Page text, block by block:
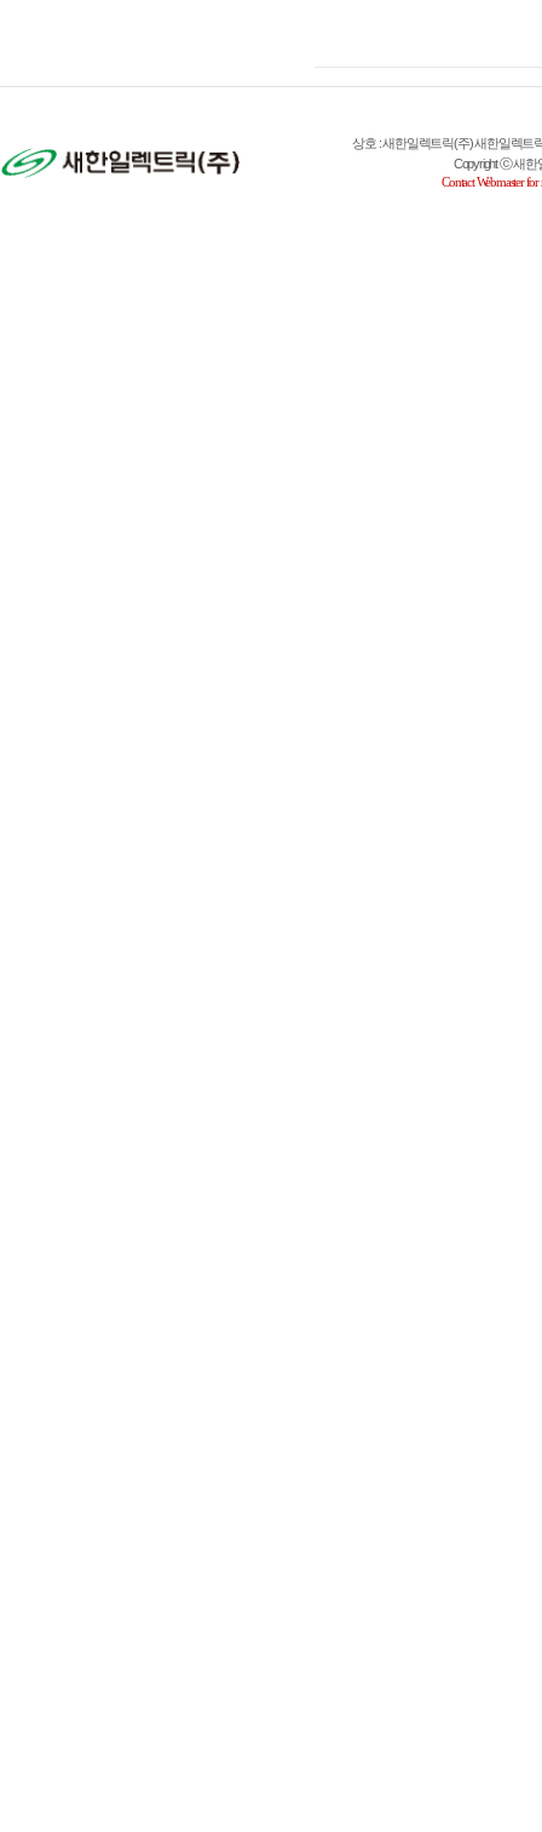
상호 : 새한일렉트릭(주) 새한일렉트
Copyright ⓒ 새한
Contact Webmaster